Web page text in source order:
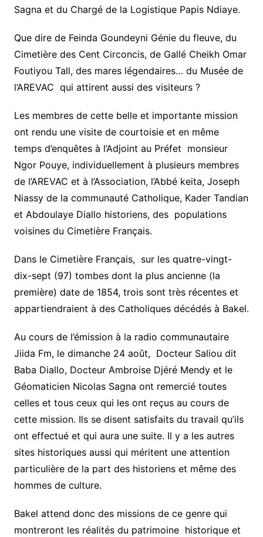
Sagna et du Chargé de la Logistique Papis Ndiaye.
Que dire de Feinda Goundeyni Génie du fleuve, du
Cimetière des Cent Circoncis, de Gallé Cheikh Omar
Foutiyou Tall, des mares légendaires… du Musée de
l’AREVAC qui attirent aussi des visiteurs ?
Les membres de cette belle et importante mission
ont rendu une visite de courtoisie et en même
temps d’enquêtes à l’Adjoint au Préfet monsieur
Ngor Pouye, individuellement à plusieurs membres
de l’AREVAC et à l’Association, l’Abbé keita, Joseph
Niassy de la communauté Catholique, Kader Tandian
et Abdoulaye Diallo historiens, des populations
voisines du Cimetière Français.
Dans le Cimetière Français, sur les quatre-vingt-
dix-sept (97) tombes dont la plus ancienne (la
première) date de 1854, trois sont très récentes et
appartiendraient à des Catholiques décédés à Bakel.
Au cours de l’émission à la radio communautaire
Jiida Fm, le dimanche 24 août, Docteur Saliou dit
Baba Diallo, Docteur Ambroise Djéré Mendy et le
Géomaticien Nicolas Sagna ont remercié toutes
celles et tous ceux qui les ont reçus au cours de
cette mission. Ils se disent satisfaits du travail qu’ils
ont effectué et qui aura une suite. Il y a les autres
sites historiques aussi qui méritent une attention
particulière de la part des historiens et même des
hommes de culture.
Bakel attend donc des missions de ce genre qui
montreront les réalités du patrimoine historique et